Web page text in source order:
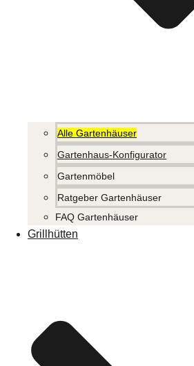
Alle Gartenhäuser
Gartenhaus-Konfigurator
Gartenmöbel
Ratgeber Gartenhäuser
FAQ Gartenhäuser
Grillhütten